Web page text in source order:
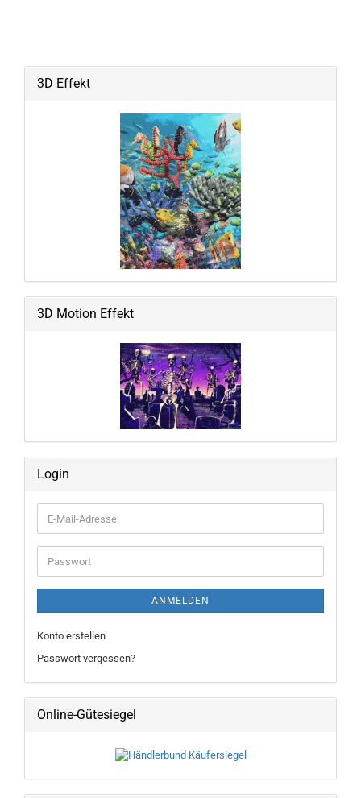
3D Effekt
3D Motion Effekt
Login
E-
Mail-
Adresse
Passwort
ANMELDEN
Konto erstellen
Passwort vergessen?
Online-Gütesiegel